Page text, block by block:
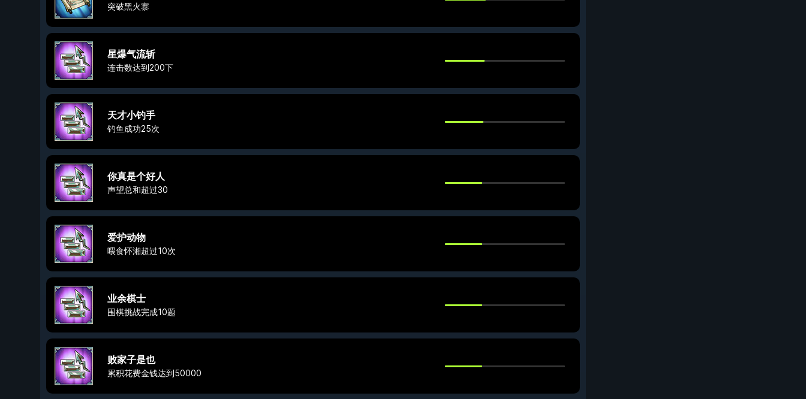
突破黑火寨
星爆气流斩
连击数达到200下
天才小钓手
钓鱼成功25次
你真是个好人
声望总和超过30
爱护动物
喂食怀湘超过10次
业余棋士
围棋挑战完成10题
败家子是也
累积花费金钱达到50000